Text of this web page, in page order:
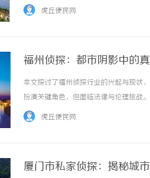
测。面对市场上众多的检测机构，许
虎丘便民网
福州侦探：都市阴影中的
本文探讨了福州侦探行业的兴起与现状
扮演关键角色，但面临法律与伦理挑战
虎丘便民网
厦门市私家侦探：揭秘城